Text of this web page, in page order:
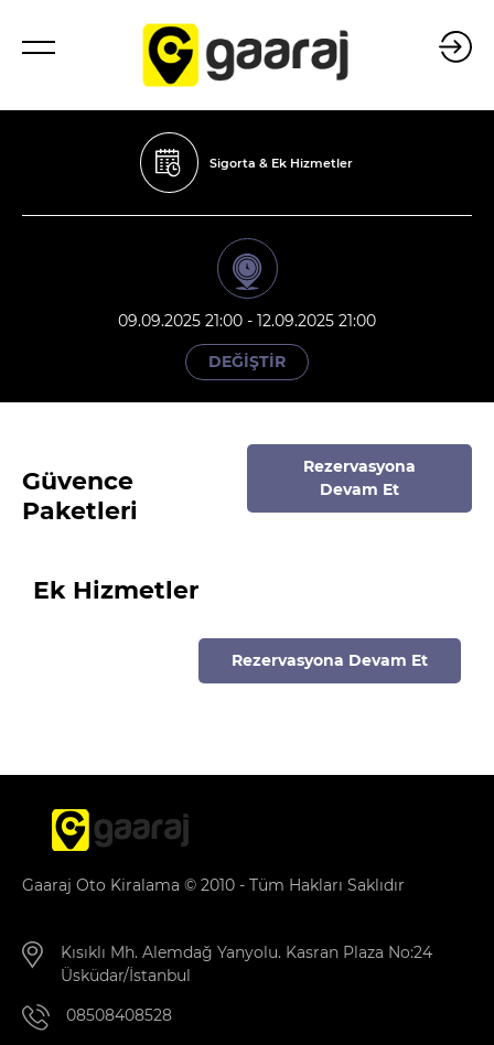
Sigorta & Ek Hizmetler
09.09.2025 21:00 - 12.09.2025 21:00
DEĞİŞTİR
Güvence
Paketleri
Rezervasyona
Devam Et
Ek Hizmetler
Rezervasyona Devam Et
Gaaraj Oto Kiralama © 2010 - Tüm Hakları Saklıdır
Kısıklı Mh. Alemdağ Yanyolu. Kasran Plaza No:24
Üsküdar/İstanbul
08508408528